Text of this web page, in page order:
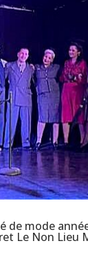
de mode
Le Non Lieu